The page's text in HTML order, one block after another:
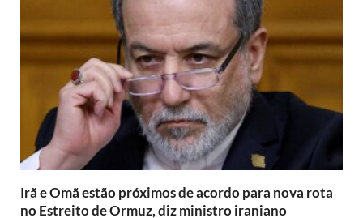
Irã e Omã estão próximos de acordo para nova rota
no Estreito de Ormuz, diz ministro iraniano